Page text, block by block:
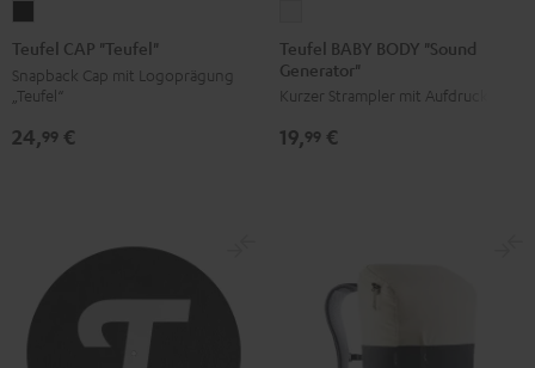
CAP
"Teufel"
Schwarz
Teufel CAP "Teufel"
Snapback Cap mit Logoprägung
„Teufel“
24,99 €
BABY
BODY
"Sound
Generator"
Teufel BABY BODY "Sound
Generator"
Kurzer Strampler mit Aufdruck
19,99 €